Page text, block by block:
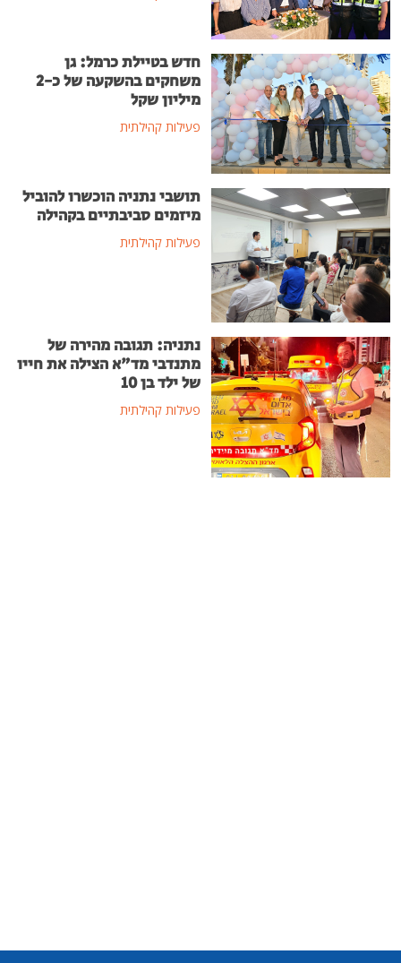
חדש בטיילת כרמל: גן
משחקים בהשקעה של כ-2
מיליון שקל
פעילות קהילתית
תושבי נתניה הוכשרו להוביל
מיזמים סביבתיים בקהילה
פעילות קהילתית
נתניה: תגובה מהירה של
מתנדבי מד"א הצילה את חייו
של ילד בן 10
פעילות קהילתית